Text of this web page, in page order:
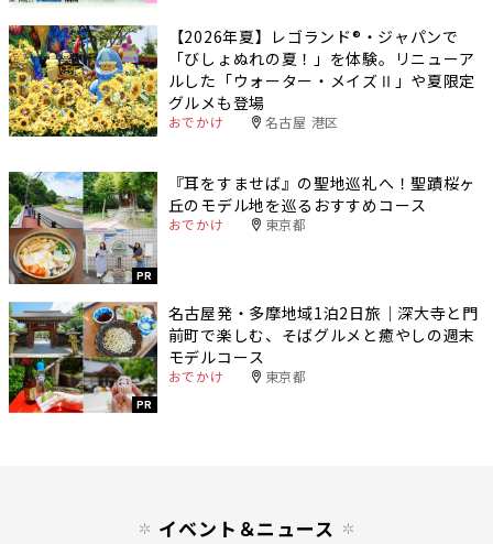
【2026年夏】レゴランド®・ジャパンで
「びしょぬれの夏！」を体験。リニューア
ルした「ウォーター・メイズⅡ」や夏限定
グルメも登場
おでかけ 名古屋 港区
PR
『耳をすませば』の聖地巡礼へ！聖蹟桜ヶ
丘のモデル地を巡るおすすめコース
おでかけ 東京都
PR
名古屋発・多摩地域1泊2日旅｜深大寺と門
前町で楽しむ、そばグルメと癒やしの週末
モデルコース
おでかけ 東京都
イベント＆ニュース